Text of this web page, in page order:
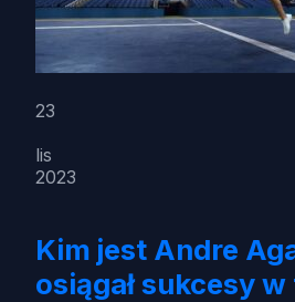
23
lis
2023
Kim jest Andre
osiągał sukcesy